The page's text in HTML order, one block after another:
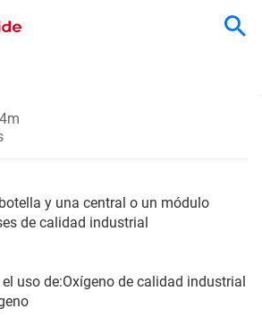
y una central o un módulo
de calidad industrial
uso de:Oxígeno de calidad industrial